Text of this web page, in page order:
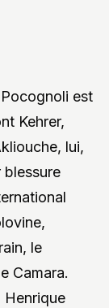
est
Kehrer,
lui,
blessure
le
Camara.
Henrique